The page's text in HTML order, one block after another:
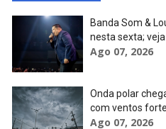
Banda Som &
nesta sexta;
Ago 07, 2026
Onda polar
com ventos
Ago 07, 2026